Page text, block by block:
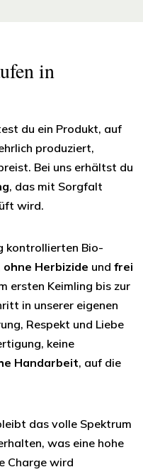
in
du ein Produkt, auf
produziert,
Bei uns erhältst du
, das mit Sorgfalt
wird.
kontrollierten Bio-
ohne Herbizide und frei
ersten Keimling bis zur
in unserer eigenen
Respekt und Liebe
keine
Handarbeit, auf die
das volle Spektrum
was eine hohe
Charge wird